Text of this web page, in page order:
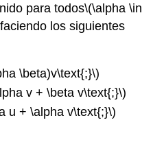
para todos\(\alpha \in
los siguientes
\beta)v\text{;}\)
v + \beta v\text{;}\)
u + \alpha v\text{;}\)